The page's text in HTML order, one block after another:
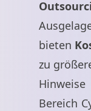
bieten
zu
Bereich